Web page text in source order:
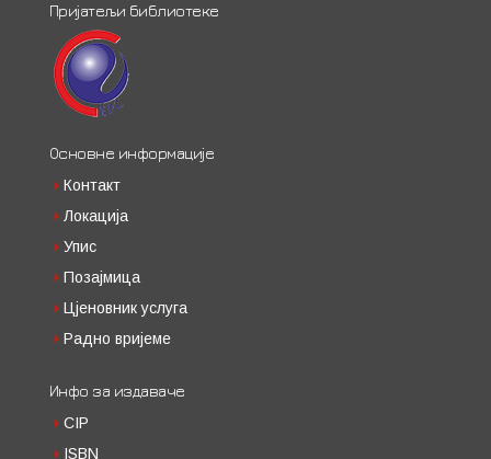
Пријатељи библиотеке
Основне информације
Контакт
Локација
Упис
Позајмица
Цјеновник услуга
Радно вријеме
Инфо за издаваче
CIP
ISBN